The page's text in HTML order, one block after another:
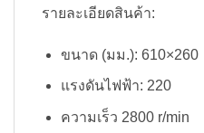
รายละเอียดสินค้า:
ขนาด (มม.): 610×260
แรงดันไฟฟ้า: 220
ความเร็ว 2800 r/min